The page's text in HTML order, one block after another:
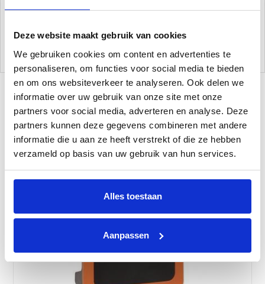
Deze website maakt gebruik van cookies
We gebruiken cookies om content en advertenties te
personaliseren, om functies voor social media te bieden
en om ons websiteverkeer te analyseren. Ook delen we
informatie over uw gebruik van onze site met onze
partners voor social media, adverteren en analyse. Deze
partners kunnen deze gegevens combineren met andere
informatie die u aan ze heeft verstrekt of die ze hebben
verzameld op basis van uw gebruik van hun services.
Alles toestaan
Aanpassen
23,00 ipv 29,95.
Gerelateerde Producten